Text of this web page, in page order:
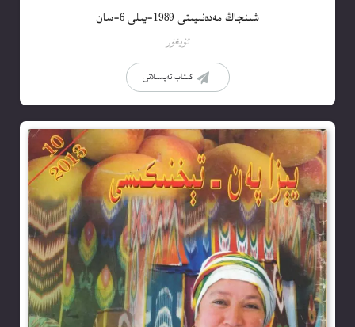
شىنجاڭ مەدەنىيىتى 1989-يىلى 6-سان
ئۇيغۇر
كىتاب تەپسىلاتى